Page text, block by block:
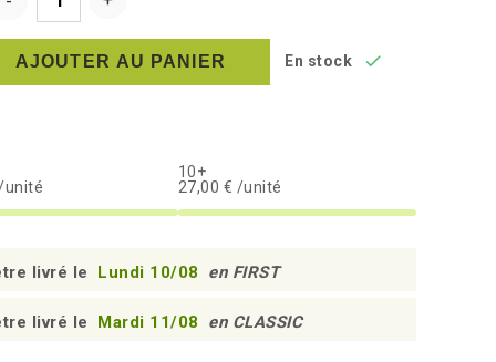
AJOUTER AU PANIER En stock 
unité
10+
27,00 € /unité
livré le Lundi 10/08 en FIRST
livré le Mardi 11/08 en CLASSIC